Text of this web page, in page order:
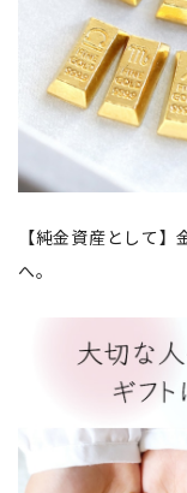
【純金資産として
へ。